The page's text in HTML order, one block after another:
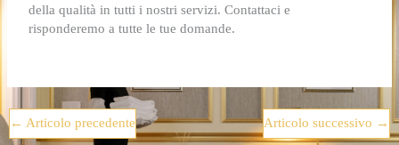
della qualità in tutti i nostri servizi. Contattaci e
risponderemo a tutte le tue domande.
← Articolo precedente Articolo successivo →